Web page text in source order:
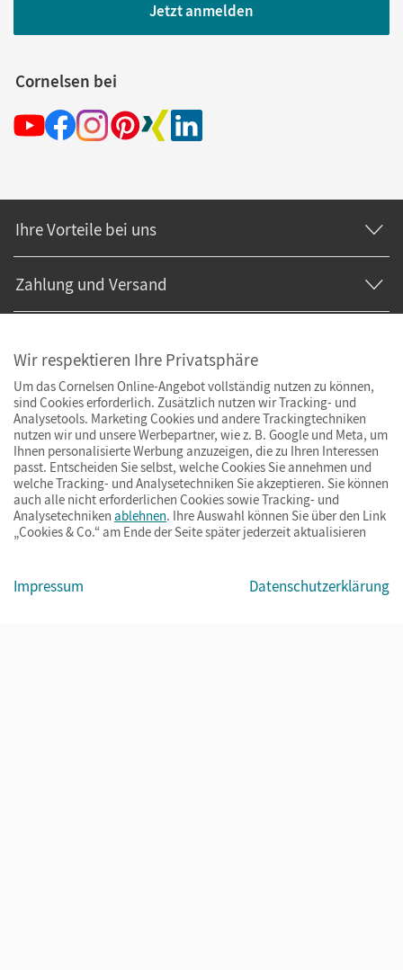
Jetzt anmelden
Cornelsen bei
Ihre Vorteile bei uns
Zahlung und Versand
© Cornelsen Verlag 2026
ImpressumAGBDatenschutzBarrierefreiheitCookies & Co.
Wir respektieren Ihre Privatsphäre
Um das Cornelsen Online-Angebot vollständig nutzen zu können,
sind Cookies erforderlich. Zusätzlich nutzen wir Tracking- und
Analysetools. Marketing Cookies und andere Trackingtechniken
nutzen wir und unsere Werbepartner, wie z. B. Google und Meta, um
Ihnen personalisierte Werbung anzuzeigen, die zu Ihren Interessen
passt. Entscheiden Sie selbst, welche Cookies Sie annehmen und
welche Tracking- und Analysetechniken Sie akzeptieren. Sie können
auch alle nicht erforderlichen Cookies sowie Tracking- und
Analysetechniken ablehnen. Ihre Auswahl können Sie über den Link
„Cookies & Co.“ am Ende der Seite später jederzeit aktualisieren
Impressum Datenschutzerklärung